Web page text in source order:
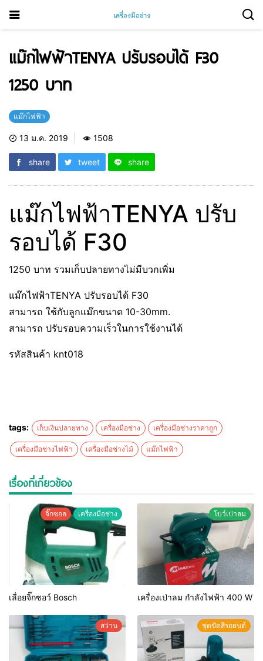
แม๊กไฟฟ้าTENYA ปรับรอบได้ F30
1250 บาท
แม๊กไฟฟ้า
13 ม.ค. 2019 1508
share tweet share
แม๊กไฟฟ้าTENYA ปรับ
รอบได้ F30
1250 บาท รวมเก็บปลายทางไม่มีบวกเพิ่ม
แม๊กไฟฟ้าTENYA ปรับรอบได้ F30
สามารถ ใช้กับลูกแม๊กขนาด 10-30mm.
สามารถ ปรับรอบความเร็วในการใช้งานได้
รหัสสินค้า knt018
tags: เก็บเงินปลายทาง เครื่องมือช่าง เครื่องมือช่างราคาถูก
เครื่องมือช่างไฟฟ้า เครื่องมือช่างไม้ แม๊กไฟฟ้า
เรื่องที่เกี่ยวข้อง
จิ๊กซอล เครื่องมือช่าง
เลื่อยจิ๊กซอว์ Bosch
โบว์เป่าลม
เครื่องเป่าลม กำลังไฟฟ้า 400 W
สว่าน ชุดขัดสีรถยนต์​